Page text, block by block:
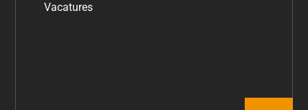
Vacatures